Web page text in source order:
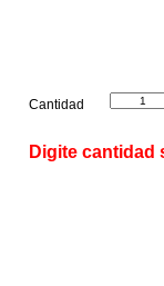
Cantidad
Digite